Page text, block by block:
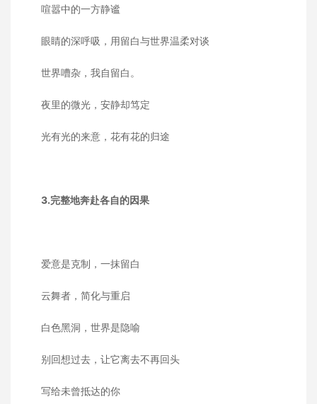
喧嚣中的一方静谧
眼睛的深呼吸，用留白与世界温柔对谈
世界嘈杂，我自留白。
夜里的微光，安静却笃定
光有光的来意，花有花的归途
3.完整地奔赴各自的因果
爱意是克制，一抹留白
云舞者，简化与重启
白色黑洞，世界是隐喻
别回想过去，让它离去不再回头
写给未曾抵达的你